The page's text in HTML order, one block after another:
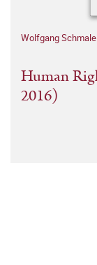
Wolfgang
Human
2016)